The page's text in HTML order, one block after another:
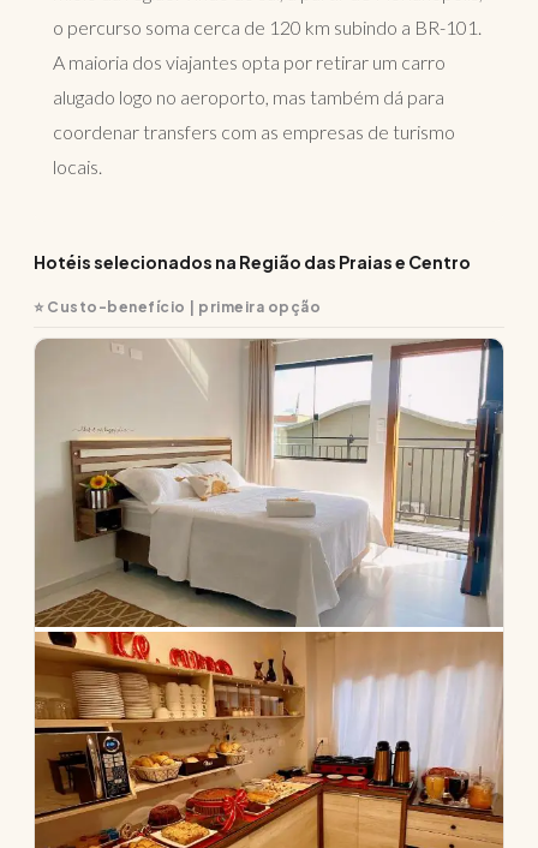
o percurso soma cerca de 120 km subindo a BR-101.
A maioria dos viajantes opta por retirar um carro
alugado logo no aeroporto, mas também dá para
coordenar transfers com as empresas de turismo
locais.
Hotéis selecionados na Região das Praias e Centro
⭐ Custo-benefício | primeira opção